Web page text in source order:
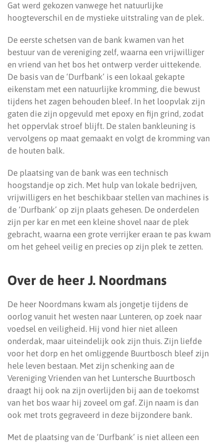
Gat werd gekozen vanwege het natuurlijke
hoogteverschil en de mystieke uitstraling van de plek.
De eerste schetsen van de bank kwamen van het
bestuur van de vereniging zelf, waarna een vrijwilliger
en vriend van het bos het ontwerp verder uittekende.
De basis van de ‘Durfbank’ is een lokaal gekapte
eikenstam met een natuurlijke kromming, die bewust
tijdens het zagen behouden bleef. In het loopvlak zijn
gaten die zijn opgevuld met epoxy en fijn grind, zodat
het oppervlak stroef blijft. De stalen bankleuning is
vervolgens op maat gemaakt en volgt de kromming van
de houten balk.
De plaatsing van de bank was een technisch
hoogstandje op zich. Met hulp van lokale bedrijven,
vrijwilligers en het beschikbaar stellen van machines is
de ‘Durfbank’ op zijn plaats gehesen. De onderdelen
zijn per kar en met een kleine shovel naar de plek
gebracht, waarna een grote verrijker eraan te pas kwam
om het geheel veilig en precies op zijn plek te zetten.
Over de heer J. Noordmans
De heer Noordmans kwam als jongetje tijdens de
oorlog vanuit het westen naar Lunteren, op zoek naar
voedsel en veiligheid. Hij vond hier niet alleen
onderdak, maar uiteindelijk ook zijn thuis. Zijn liefde
voor het dorp en het omliggende Buurtbosch bleef zijn
hele leven bestaan. Met zijn schenking aan de
Vereniging Vrienden van het Luntersche Buurtbosch
draagt hij ook na zijn overlijden bij aan de toekomst
van het bos waar hij zoveel om gaf. Zijn naam is dan
ook met trots gegraveerd in deze bijzondere bank.
Met de plaatsing van de ‘Durfbank’ is niet alleen een